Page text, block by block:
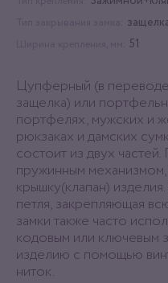
51
Цупферный (в
защелка) или
портфелях, мужских и
рюкзаках и дамских
состоит из двух
пружинным
крышку(клапан)
петля, закрепляющая
замки также часто
кодовым или ключевым
изделию с помощью
ниток.